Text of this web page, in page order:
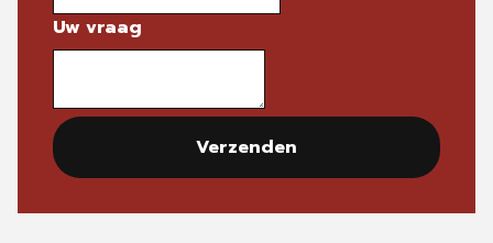
Uw vraag
Verzenden